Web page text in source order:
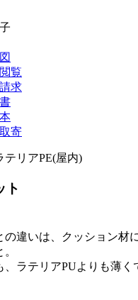
覧
求
寄
ト
の違いは、クッション材
ラテリアPUよりも薄く